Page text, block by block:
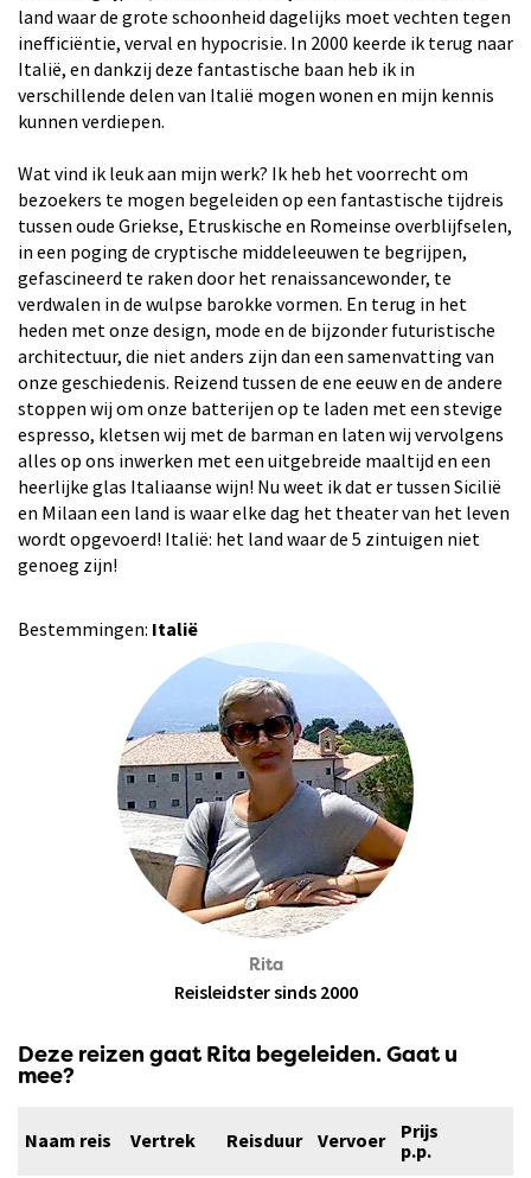
land waar de grote schoonheid dagelijks moet vechten tegen
inefficiëntie, verval en hypocrisie. In 2000 keerde ik terug naar
Italië, en dankzij deze fantastische baan heb ik in
verschillende delen van Italië mogen wonen en mijn kennis
kunnen verdiepen.
Wat vind ik leuk aan mijn werk? Ik heb het voorrecht om
bezoekers te mogen begeleiden op een fantastische tijdreis
tussen oude Griekse, Etruskische en Romeinse overblijfselen,
in een poging de cryptische middeleeuwen te begrijpen,
gefascineerd te raken door het renaissancewonder, te
verdwalen in de wulpse barokke vormen. En terug in het
heden met onze design, mode en de bijzonder futuristische
architectuur, die niet anders zijn dan een samenvatting van
onze geschiedenis. Reizend tussen de ene eeuw en de andere
stoppen wij om onze batterijen op te laden met een stevige
espresso, kletsen wij met de barman en laten wij vervolgens
alles op ons inwerken met een uitgebreide maaltijd en een
heerlijke glas Italiaanse wijn! Nu weet ik dat er tussen Sicilië
en Milaan een land is waar elke dag het theater van het leven
wordt opgevoerd! Italië: het land waar de 5 zintuigen niet
genoeg zijn!
Bestemmingen: Italië
Rita
Reisleidster sinds 2000
Deze reizen gaat Rita begeleiden. Gaat u
mee?
Naam reis Vertrek Reisduur Vervoer
Prijs
p.p.